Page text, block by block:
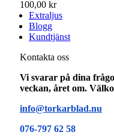
100,00 kr
Extraljus
Blogg
Kundtjänst
Kontakta oss
Vi svarar på dina
veckan, året om.
info@torkarblad.nu
076-797 62 58